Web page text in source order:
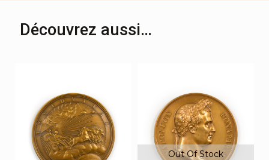
Découvrez aussi…
Out Of Stock